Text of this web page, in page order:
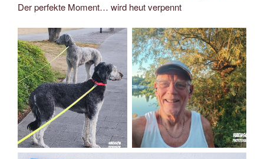
Der perfekte Moment… wird heut verpennt